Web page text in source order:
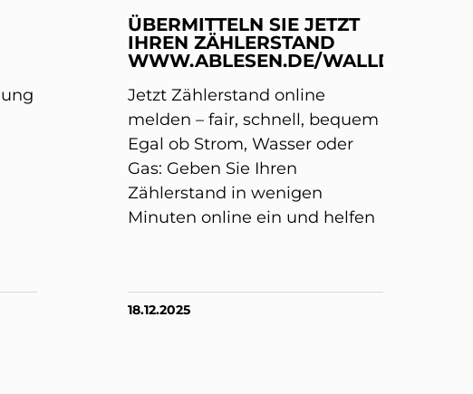
ÜBERMITTELN SIE JETZT
IHREN ZÄHLERSTAND
WWW.ABLESEN.DE/WALLDORF/
Jetzt Zählerstand online
melden – fair, schnell, bequem
Egal ob Strom, Wasser oder
Gas: Geben Sie Ihren
Zählerstand in wenigen
Minuten online ein und helfen
18.12.2025